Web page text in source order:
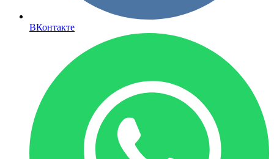
ВКонтакте